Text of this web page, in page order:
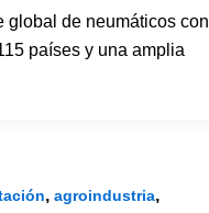
global de neumáticos con
países y una amplia
, agroindustria,